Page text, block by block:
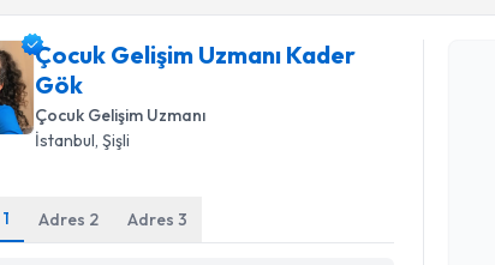
Çocuk Gelişim Uzmanı Kader
Gök
Çocuk Gelişim Uzmanı
İstanbul, Şişli
1 Adres 2 Adres3